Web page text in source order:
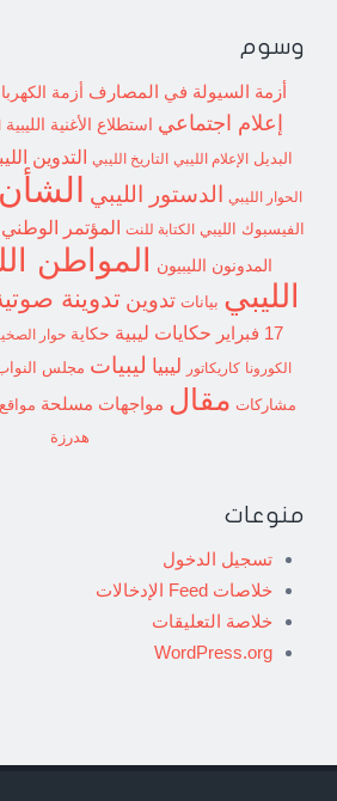
وسوم
أزمة السيولة في المصارف أزمة
إعلام اجتماعي استطلاع الأغنية الليبية
البديل الإعلام الليبي التاريخ الليبي التدوين
الحوار الليبي الدستور الليبي
الفيسبوك الليبي الكتابة للنت المؤتمر الوطني
المدونون الليبيون المواطن
الليبي بيانات تدوين تدوينة
17 فبراير
حكايات ليبية حكاية حوار
الكورونا كاريكاتور ليبيا ليبيات مجلس النواب
مشاركات مقال مواجهات مسلحة
هدرزة
منوعات
تسجيل الدخول
خلاصات Feed الإدخالات
خلاصة التعليقات
WordPress.org